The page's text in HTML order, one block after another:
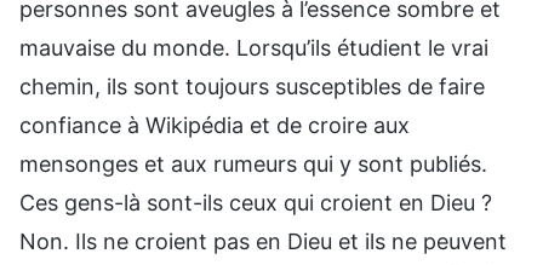
personnes sont aveugles à l’essence sombre et
mauvaise du monde. Lorsqu’ils étudient le vrai
chemin, ils sont toujours susceptibles de faire
confiance à Wikipédia et de croire aux
mensonges et aux rumeurs qui y sont publiés.
Ces gens-là sont-ils ceux qui croient en Dieu ?
Non. Ils ne croient pas en Dieu et ils ne peuvent